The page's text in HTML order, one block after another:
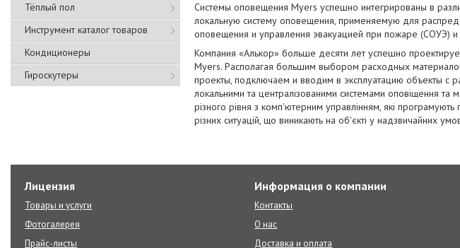
Тёплый пол
Инструмент каталог товаров
Кондиционеры
Гироскутеры
Системы оповещения Myers успешно интегрированы в
локальную систему оповещения, применяемую для
оповещения и управления эвакуацией при пожаре (СОУЭ)
Компания «Алькор» больше десяти лет успешно
Myers. Располагая большим выбором расходных
проекты, подключаем и вводим в эксплуатацию объекты с
локальними та централізованими системами оповіщення та
різного рівня з комп'ютерним управлінням, які програмують
різних ситуацій, що виникають на об'єкті у надзвичайних
Лицензия
Товары и услуги
Фотогалерея
Прайс-листы
Информация о компании
Контакты
О нас
Доставка и оплата